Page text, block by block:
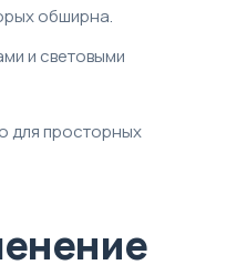
обширна.
и световыми
для просторных